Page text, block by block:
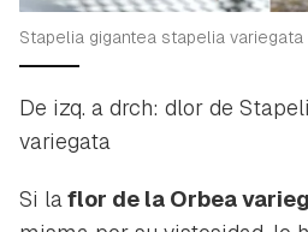
Stapelia gigantea stapelia variegata
De izq. a drch: dlor de
variegata
Si laflor de la Orbea